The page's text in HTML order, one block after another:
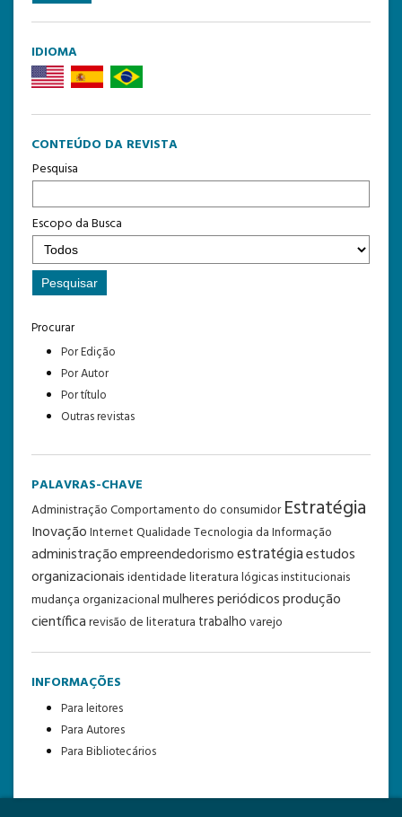
IDIOMA
CONTEÚDO DA REVISTA
Pesquisa
Escopo da Busca
Procurar
Por Edição
Por Autor
Por título
Outras revistas
PALAVRAS-CHAVE
AdministraçãoComportamento do consumidor Estratégia
InovaçãoInternetQualidadeTecnologia da Informação
administraçãoempreendedorismoestratégiaestudos
organizacionaisidentidadeliteraturalógicas institucionais
mudança organizacionalmulheresperiódicosprodução
científicarevisão de literatura trabalhovarejo
INFORMAÇÕES
Para leitores
Para Autores
Para Bibliotecários